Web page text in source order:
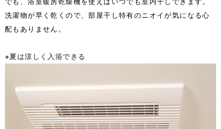
洗濯物が早く乾くので、部屋干し特有のニオイが気になる心
配もありません。
●夏は涼しく入浴できる